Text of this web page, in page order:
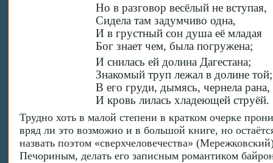
Но в разговор весёлый не вступая,
Сидела там задумчиво одна,
И в грустный сон душа её младая
Бог знает чем, была погружена;
И снилась ей долина Дагестана;
Знакомый труп лежал в долине той;
В его груди, дымясь, чернела рана,
И кровь лилась хладеющей струёй.
Трудно хоть в малой степени в кратком очерке
вряд ли это возможно и в большой книге, но
назвать поэтом «сверхчеловечества»
Печориным, делать его записным романтиком